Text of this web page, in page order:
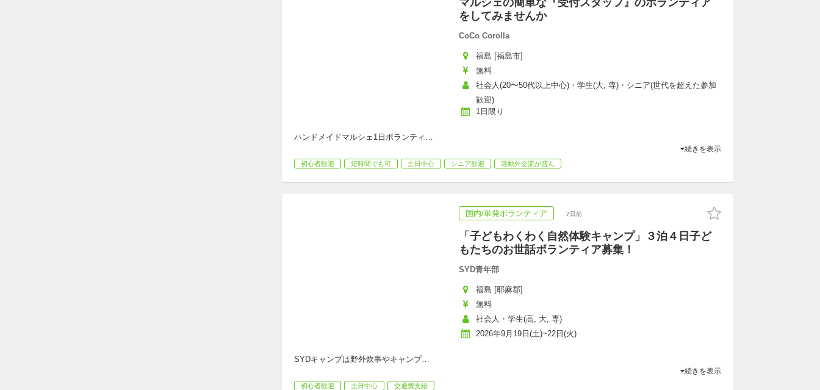
マルシェの簡単な『受付スタッフ』のボランティア
をしてみませんか
CoCo Corolla
福島 [福島市]
無料
社会人(20〜50代以上中心)・学生(大, 専)・シニア(世代を超えた参加
歓迎)
1日限り
ハンドメイドマルシェ1日ボランティ …
続きを表示
初心者歓迎 短時間でも可 土日中心 シニア歓迎 活動外交流が盛ん
国内/単発ボランティア 7日前
「子どもわくわく自然体験キャンプ」３泊４日子ど
もたちのお世話ボランティア募集！
SYD青年部
福島 [耶麻郡]
無料
社会人・学生(高, 大, 専)
2026年9月19日(土)~22日(火)
SYDキャンプは野外炊事やキャンプ…
続きを表示
初心者歓迎 土日中心 交通費支給